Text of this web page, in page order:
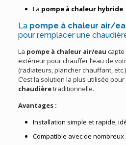
La pompe à chaleur hybride
La pompe à chaleur air/
pour remplacer une
La pompe à chaleur air/eau capte
extérieur pour chauffer l’eau de
(radiateurs, plancher chauffant,
C’est la solution la plus utilisée pour
chaudièretraditionnelle.
Avantages :
Installation simple et rapide,
Compatible avec de